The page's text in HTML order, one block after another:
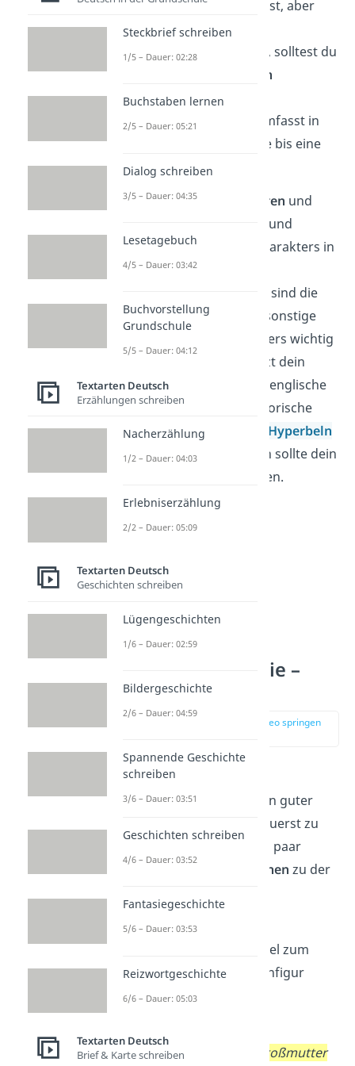
du dich richten musst, aber
Themen, die
zusammengehören, solltest du
sinnvoll verknüpfen
dieLängeeiner
Rollenbiographie umfasst in
der Regel eine halbe bis eine
Seite
Der Leser soll die
äußeren und
und
Besonderheiten
des Charakters in
deinen Formulierungen
wiedererkennen. Somit sind die
Spracheder Figur und sonstige
besonders wichtig
beim Schreiben! Benutzt dein
Charakter zum Beispiel englische
Fremdwörter oder rhetorische
Mittel wie zum Beispiel Hyperbeln
(Übertreibungen), dann sollte dein
Text diese auch enthalten.
Rollenbiographie –
Beispiel
zur Stelle im Video springen
Wie fängst du eine
Rollenbiographie an? Ein guter
ist, den Leser zuerst zu
und dann ein paar
allgemeine Informationen zu der
Schau dir das folgende
Rollenbiographie Beispiel zum
Einstieg für die Märchenfigur
Rotkäppchen
Rotkäppchen
Meine Großmutter
Steckbrief schreiben
1/5 – Dauer: 02:28
Buchstaben lernen
2/5 – Dauer: 05:21
Dialog schreiben
3/5 – Dauer: 04:35
Lesetagebuch
4/5 – Dauer: 03:42
Buchvorstellung
Grundschule
5/5 – Dauer: 04:12
Textarten Deutsch
Erzählungen schreiben
Nacherzählung
1/2 – Dauer: 04:03
Erlebniserzählung
2/2 – Dauer: 05:09
Textarten Deutsch
Geschichten schreiben
Lügengeschichten
1/6 – Dauer: 02:59
Bildergeschichte
2/6 – Dauer: 04:59
Spannende Geschichte
schreiben
3/6 – Dauer: 03:51
Geschichten schreiben
4/6 – Dauer: 03:52
Fantasiegeschichte
5/6 – Dauer: 03:53
Reizwortgeschichte
6/6 – Dauer: 05:03
Textarten Deutsch
Brief & Karte schreiben